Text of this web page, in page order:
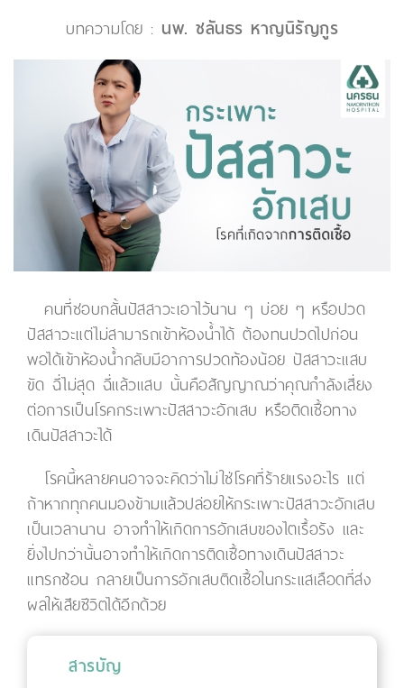
บทความโดย : นพ. ชลันธร หาญนิรัญกูร
คนที่ชอบกลั้นปัสสาวะเอาไว้นาน ๆ บ่อย ๆ หรือปวด
ปัสสาวะแต่ไม่สามารถเข้าห้องน้ำได้ ต้องทนปวดไปก่อน
พอได้เข้าห้องน้ำกลับมีอาการปวดท้องน้อย ปัสสาวะแสบ
ขัด ฉี่ไม่สุด ฉี่แล้วแสบ นั้นคือสัญญาณว่าคุณกำลังเสี่ยง
ต่อการเป็นโรคกระเพาะปัสสาวะอักเสบ หรือติดเชื้อทาง
เดินปัสสาวะได้
โรคนี้หลายคนอาจจะคิดว่าไม่ใช่โรคที่ร้ายแรงอะไร แต่
ถ้าหากทุกคนมองข้ามแล้วปล่อยให้กระเพาะปัสสาวะอักเสบ
เป็นเวลานาน อาจทำให้เกิดการอักเสบของไตเรื้อรัง และ
ยิ่งไปกว่านั้นอาจทำให้เกิดการติดเชื้อทางเดินปัสสาวะ
แทรกซ้อน กลายเป็นการอักเสบติดเชื้อในกระแสเลือดที่ส่ง
ผลให้เสียชีวิตได้อีกด้วย
สารบัญ